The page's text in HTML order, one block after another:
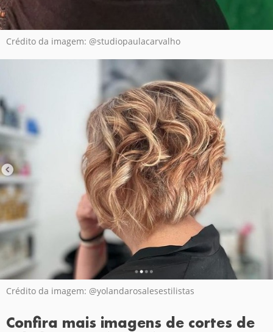
Crédito da imagem: @studiopaulacarvalho
Crédito da imagem: @yolandarosalesestilistas
Confira mais imagens de cortes de